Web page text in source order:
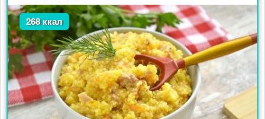
268 ккал